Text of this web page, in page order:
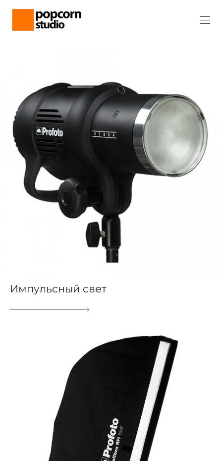
Импульсный свет